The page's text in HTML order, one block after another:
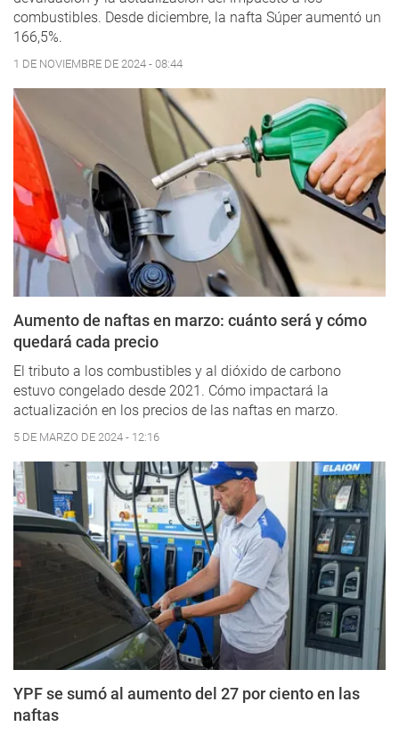
combustibles. Desde diciembre, la nafta Súper aumentó un
166,5%.
1 DE NOVIEMBRE DE 2024 - 08:44
Aumento de naftas en marzo: cuánto será y cómo
quedará cada precio
El tributo a los combustibles y al dióxido de carbono
estuvo congelado desde 2021. Cómo impactará la
actualización en los precios de las naftas en marzo.
5 DE MARZO DE 2024 - 12:16
YPF se sumó al aumento del 27 por ciento en las
naftas